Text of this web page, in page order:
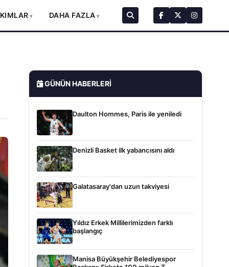
DAHA FAZLA
GÜNÜN HABERLERI
Daulton Hommes, Paris ile yeniledi
Denizli Basket ilk yabancısını aldı
Galatasaray'dan uzun takviyesi
Yıldız Erkek Millilerimizden farklı
başlangıç
Manisa Büyükşehir Belediyespor